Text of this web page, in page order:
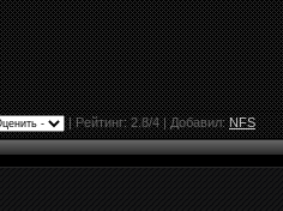
|Рейтинг:2.8/4 | Добавил:NFS